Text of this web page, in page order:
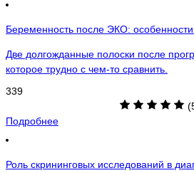
Беременность после ЭКО:
Две долгожданные полоски после
которое трудно с чем-то сравнить.
339
Подробнее
Роль скрининговых исследований в